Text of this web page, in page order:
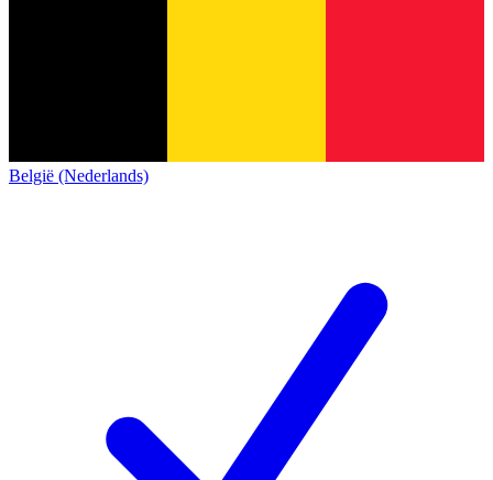
België (Nederlands)